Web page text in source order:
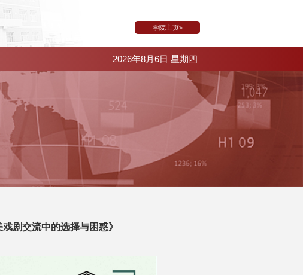
学院主页>
2026年8月6日 星期四
剧交流中的选择与困惑》